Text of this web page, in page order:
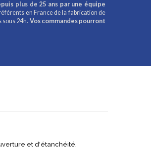
plus de 25 ans par une équipe
en France de la fabrication de
24h. Vos commandes pourront
et d'étanchéité.